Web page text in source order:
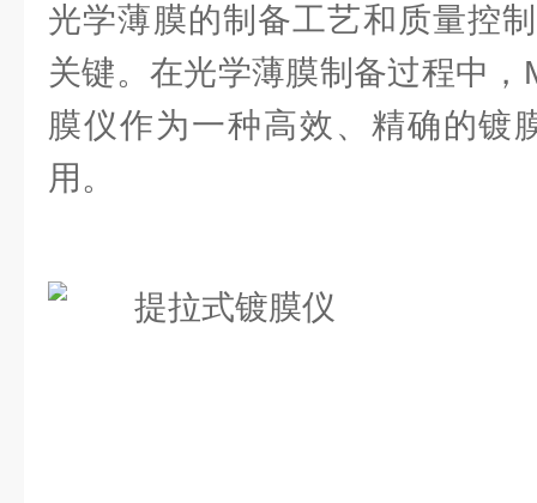
光学薄膜的制备工艺和质量控
关键。在光学薄膜制备过程中
膜仪作为一种高效、精确的镀
用。